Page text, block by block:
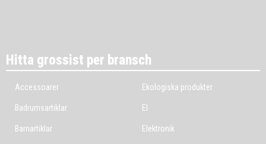
Hitta grossist per bransch
Accessoarer
Badrumsartiklar
Barnartiklar
Ekologiska produkter
El
Elektronik